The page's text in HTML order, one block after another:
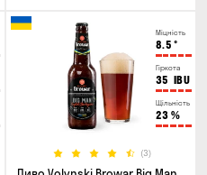
Міцність
8.5 °
Гіркота
35 IBU
Щільність
23 %
(3)